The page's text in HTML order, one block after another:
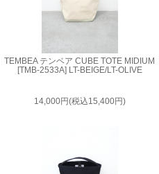
TEMBEA テンベア CUBE TOTE MIDIUM
[TMB-2533A] LT-BEIGE/LT-OLIVE
14,000円(税込15,400円)